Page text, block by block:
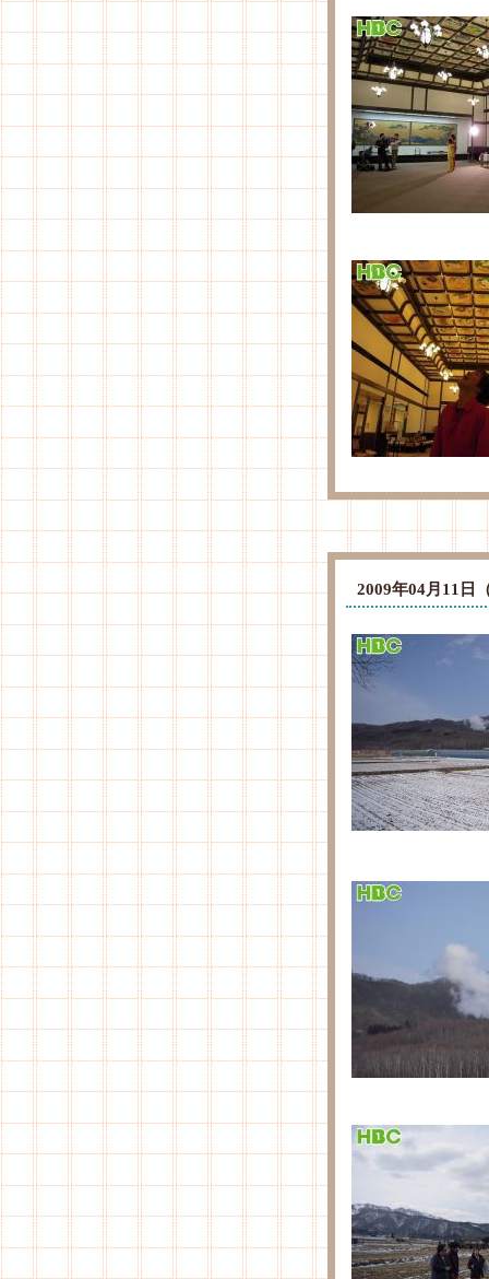
2009年04月11